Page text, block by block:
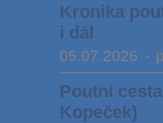
Kronika
i dál
05.07.2026 -
Poutní
Kopeček)